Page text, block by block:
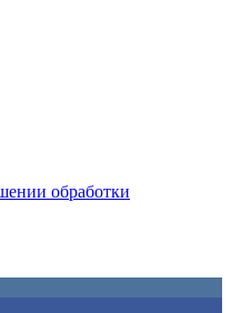
обработки